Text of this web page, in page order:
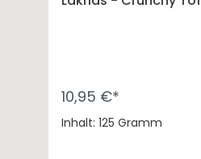
10,95 €*
Inhalt: 125 Gramm